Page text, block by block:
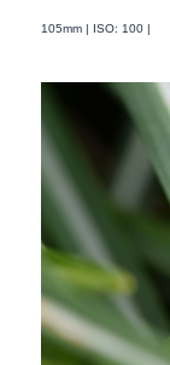
105mm | ISO: 100 |